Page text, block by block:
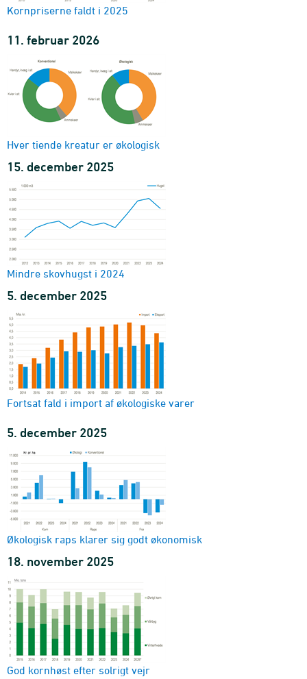
Kornpriserne faldt i 2025
11. februar 2026
Hver tiende kreatur er økologisk
15. december 2025
Mindre skovhugst i 2024
5. december 2025
Fortsat fald i import af økologiske varer
5. december 2025
Økologisk raps klarer sig godt økonomisk
18. november 2025
God kornhøst efter solrigt vejr